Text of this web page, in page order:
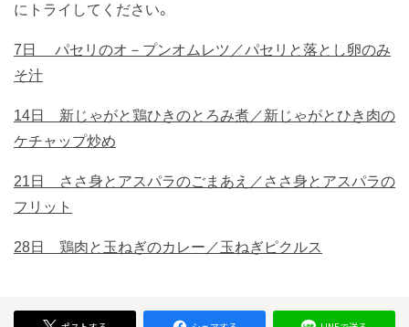
にトライしてください。
7日 パセリのオ－プンオムレツ／パセリと落とし卵のみ
そ汁
14日 新じゃがと鶏ひきのとろみ煮／新じゃがとひき肉の
ケチャップ炒め
21日 ささ身とアスパラのごまあえ／ささ身とアスパラの
フリット
28日 鶏肉と玉ねぎのカレー／玉ねぎピクルス